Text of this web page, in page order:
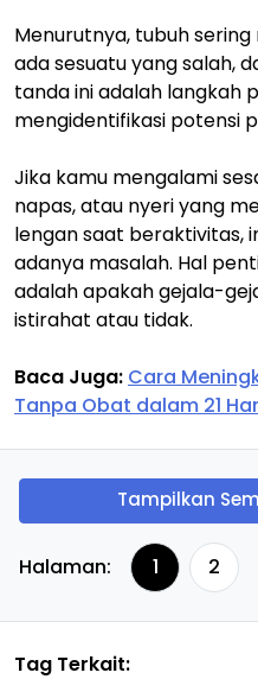
Menurutnya, tubuh
ada sesuatu yang salah,
tanda ini adalah langkah
mengidentifikasi potensi
Jika kamu mengalami
napas, atau nyeri yang
lengan saat beraktivitas,
adanya masalah. Hal
adalah apakah gejala-
istirahat atau tidak.
Baca Juga: Cara
Tanpa Obat dalam 21
Tampilkan
Halaman: 1 2
Tag Terkait: